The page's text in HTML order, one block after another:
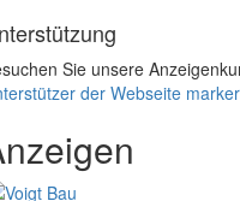
Sie unsere
der Webseite